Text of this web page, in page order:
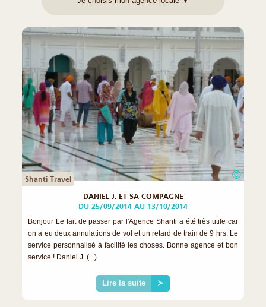
Shanti Travel ©
DANIEL J. ET SA COMPAGNE
DU 25/09/2014 AU 13/10/2014
Bonjour Le fait de passer par l'Agence Shanti a été très utile car
on a eu deux annulations de vol et un retard de train de 9 hrs. Le
service personnalisé à facilité les choses. Bonne agence et bon
service ! Daniel J. (...)
Lire la suite ≻